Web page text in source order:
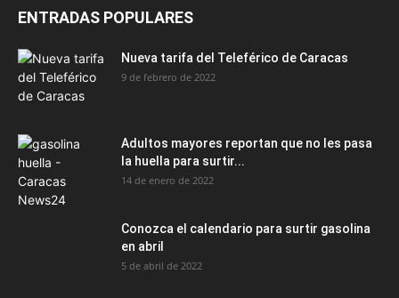
ENTRADAS POPULARES
Nueva tarifa del Teleférico de Caracas
9 de febrero de 2022
Adultos mayores reportan que no les pasa
la huella para surtir...
14 de enero de 2022
Conozca el calendario para surtir gasolina
en abril
5 de abril de 2022